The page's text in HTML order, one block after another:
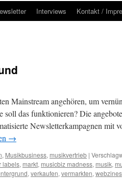
Interviews Kontakt /
Mainstream angehören, um
das funktionieren? Die
Newsletterkampagnen mit
→
, Musikbusiness, musikvertrieb |
labels, markt, musicbiz madness, musik,
, verkaufen, vermarkten, webzines